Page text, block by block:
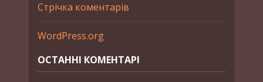
Стрічка коментарів
WordPress.org
ОСТАННІ КОМЕНТАРІ